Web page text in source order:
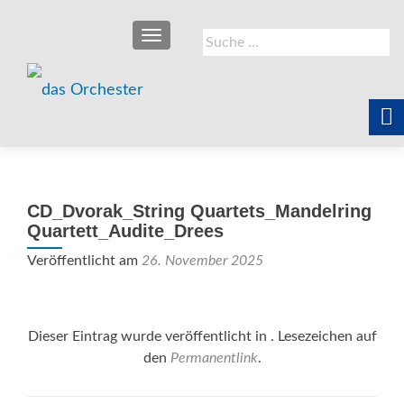
Suche
nach:
SCHALTE NAVIGATION
CD_Dvorak_String Quartets_Mandelring
Quartett_Audite_Drees
Veröffentlicht am 26. November 2025
Dieser Eintrag wurde veröffentlicht in . Lesezeichen auf
den Permanentlink.